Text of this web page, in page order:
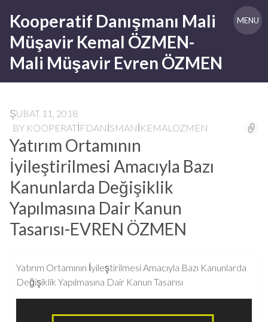
content
Kooperatif Danışmanı Mali
Müşavir Kemal ÖZMEN-
Mali Müşavir Evren ÖZMEN
MENU
ŞUBAT 11, 2018
BY KOOPERATIFDANISMANIKEMALOZMEN
Yatırım Ortamının
İyileştirilmesi Amacıyla Bazı
Kanunlarda Değişiklik
Yapılmasına Dair Kanun
Tasarısı-EVREN ÖZMEN
Yatırım Ortamının İyileştirilmesi Amacıyla Bazı Kanunlarda
Değişiklik Yapılmasına Dair Kanun Tasarısı